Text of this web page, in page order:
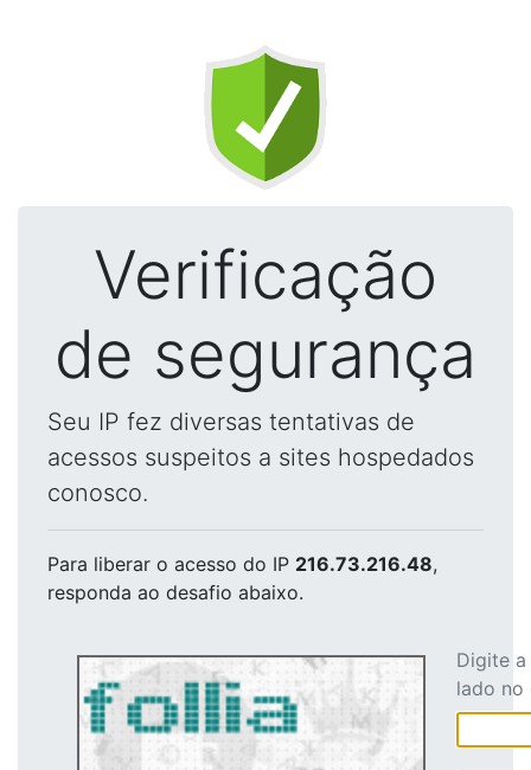
Verificação
de segurança
Seu IP fez diversas tentativas de
acessos suspeitos a sites hospedados
conosco.
Para liberar o acesso do IP 216.73.216.48,
responda ao desafio abaixo.
Digite
lado no